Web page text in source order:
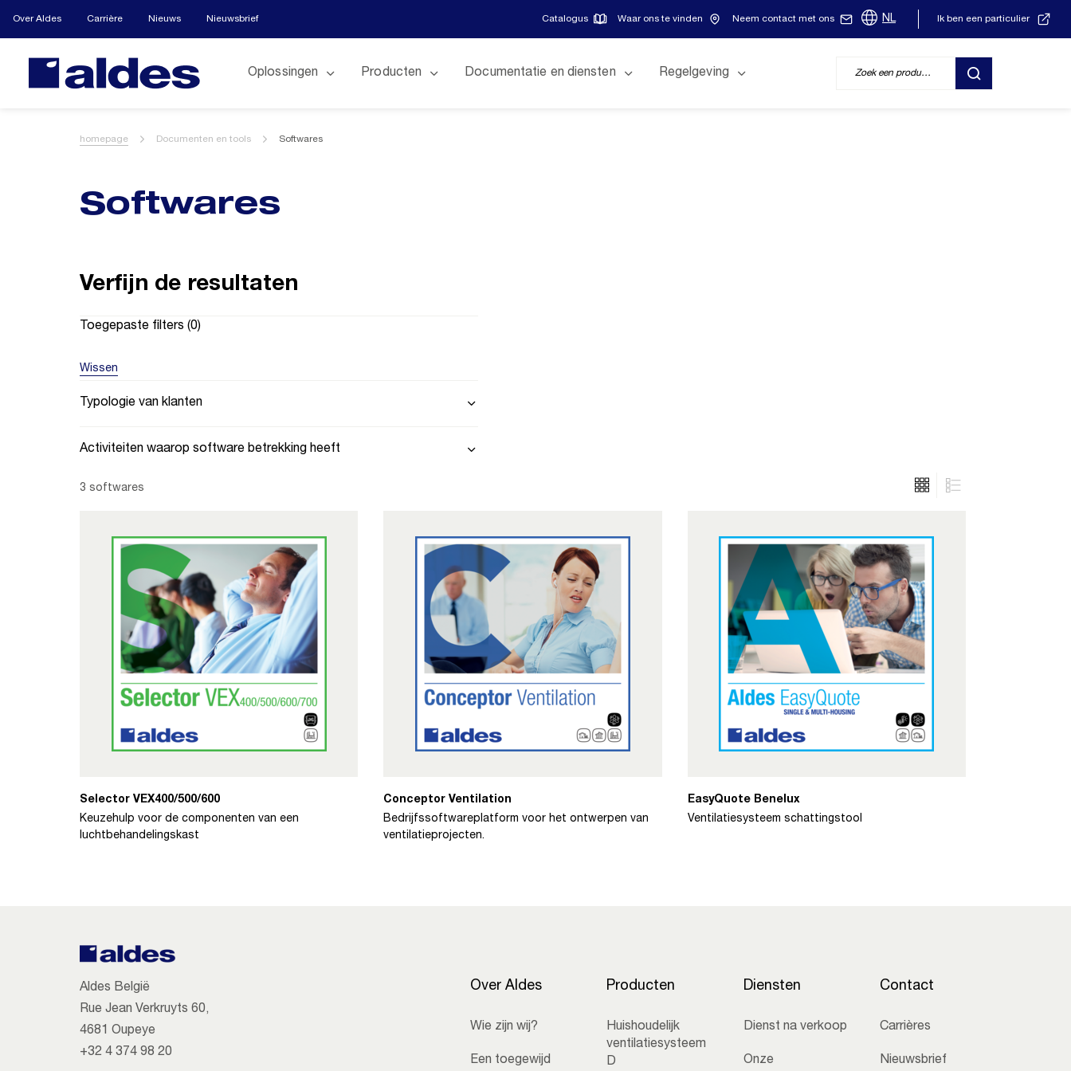
Over Aldes Carrière Nieuws Nieuwsbrief Catalogus Waar ons te vinden Neem contact met ons NL Ik ben een particulier
Oplossingen Producten Documentatie en diensten Regelgeving
ZOEK
homepage Documenten en tools Softwares
Softwares
Verfijn de resultaten
Toegepaste filters (0)
Wissen
Typologie van klanten
Activiteiten waarop software betrekking heeft
3 softwares
Selector VEX400/500/600
Keuzehulp voor de componenten van een
luchtbehandelingskast
Conceptor Ventilation
Bedrijfssoftwareplatform voor het ontwerpen van
ventilatieprojecten.
EasyQuote Benelux
Ventilatiesysteem schattingstool
Aldes België
Rue Jean Verkruyts 60,
4681 Oupeye
+32 4 374 98 20
Over Aldes
Wie zijn wij?
Een toegewijd
Producten
Huishoudelijk
ventilatiesysteem
D
Diensten
Dienst na verkoop
Onze
Contact
Carrières
Nieuwsbrief